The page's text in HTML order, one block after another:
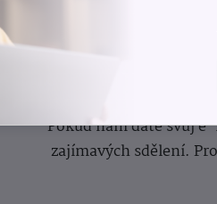
Přihlaste se k odběru
Pokud nám dáte svůj
zajímavých sdělení.